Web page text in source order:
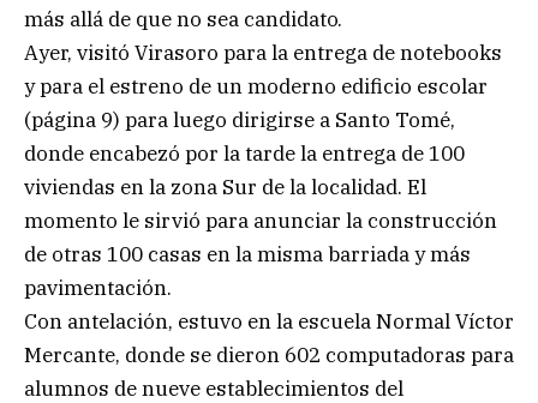
más allá de que no sea candidato.
Ayer, visitó Virasoro para la entrega de notebooks
y para el estreno de un moderno edificio escolar
(página 9) para luego dirigirse a Santo Tomé,
donde encabezó por la tarde la entrega de 100
viviendas en la zona Sur de la localidad. El
momento le sirvió para anunciar la construcción
de otras 100 casas en la misma barriada y más
pavimentación.
Con antelación, estuvo en la escuela Normal Víctor
Mercante, donde se dieron 602 computadoras para
alumnos de nueve establecimientos del